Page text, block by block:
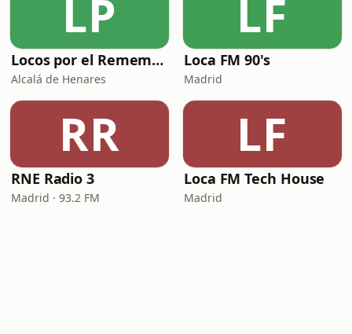
LP
Locos por el Remember Dance
Alcalá de Henares
LF
Loca FM 90's
Madrid
RR
RNE Radio 3
Madrid · 93.2 FM
LF
Loca FM Tech House
Madrid